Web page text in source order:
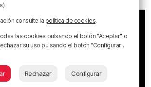
consulte la política de cookies.
las cookies pulsando el botón "Aceptar" o
su uso pulsando el botón "Configurar".
Rechazar Configurar